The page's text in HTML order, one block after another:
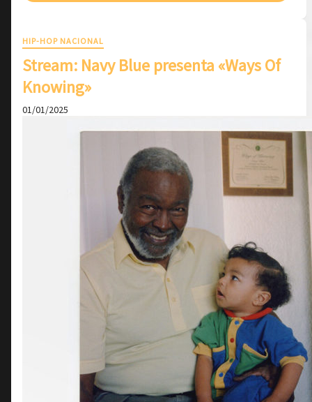
HIP-HOP NACIONAL
Stream: Navy Blue presenta «Ways Of
Knowing»
01/01/2025